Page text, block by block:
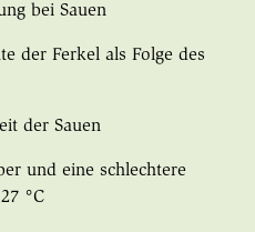
bei Sauen
der Ferkel als Folge des
der Sauen
und eine schlechtere
°C